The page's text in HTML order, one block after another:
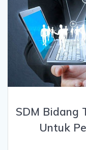
SDM Bidang
Untuk